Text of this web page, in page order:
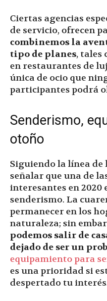
Ciertas agencias
de servicio, ofrecen
combinemos la
tipo de planes, tales
en restaurantes de
única de ocio que
participantes podrá
Senderismo,
otoño
Siguiendo la línea de
señalar que una de
interesantes en 2020
senderismo. La
permanecer en los
naturaleza; sin
podemos salir de
dejado de ser un
equipamiento para
es una prioridad si
despertado tu